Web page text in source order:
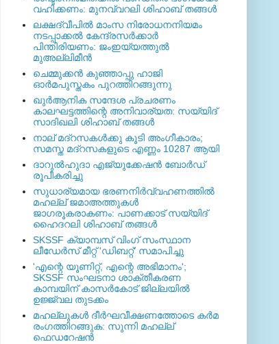
വഹിക്കണം: മുനവ്വറലി ശിഹാബ് തങ്ങള്‍
ലക്ഷദ്വീപില്‍ മാംസ നിരോധനനിയമം
നടപ്പാക്കല്‍ കേന്ദ്രസര്‍ക്കാര്‍
പിന്തിരിയണം: ജംഇയ്യത്തുല്‍
മുഅല്ലിമീന്‍
ചെമ്മുക്കന്‍ കുഞ്ഞാപ്പു ഹാജി
ഓര്‍മപുസ്തകം പുറത്തിറങ്ങുന്നു
ഖുര്‍ആനിക സന്ദേശ പ്രചരണം
കാലഘട്ടത്തിന്റെ അനിവാര്യത: സയ്യിദ്
സാദിഖലി ശിഹാബ് തങ്ങള്‍
നാല് മദ്‌റസകള്‍ക്കു കൂടി അംഗീകാരം;
സമസ്ത മദ്‌റസകളുടെ എണ്ണം 10287 ആയി
ദാറുല്‍ഹുദാ എജ്യുക്കേഷന്‍ ബോര്‍ഡ്
രൂപീകരിച്ചു
സുധാര്യമായ ഭരണനിര്‍വ്വഹണത്തില്‍
മഹല്ല് ജമാഅത്തുകള്‍
ജാഗരൂകരാകണം: പാണക്കാട് സയ്യിദ്
ഹൈദറലി ശിഹാബ് തങ്ങള്‍
SKSSF ക്യാമ്പസ് വിംഗ് സംസ്ഥാന
ലീഡേർസ് മീറ്റ് 'ഡിബറ്റ്' സമാപിച്ചു
'എന്റെ യൂണിറ്റ്, എന്റെ അഭിമാനം';
SKSSF സംഘടനാ ശാക്തീകരണ
കാമ്പയിന് കാസര്‍കോട് ജില്ലയില്‍
ഉജ്ജ്വല തുടക്കം
മഹല്ലുകള്‍ ദീര്‍ഘവീക്ഷണത്തോടെ കര്‍മ
രംഗത്തിറങ്ങുക: സുന്നി മഹല്ല്
ഫെഡറേഷന്‍